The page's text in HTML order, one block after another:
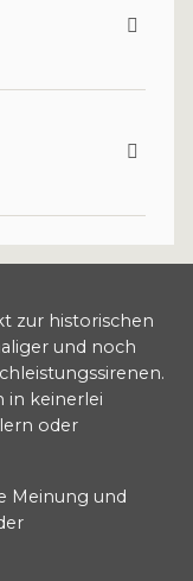
zur historischen
und noch
in keinerlei
oder
Meinung und